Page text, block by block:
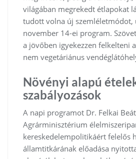
világában megrekedt étlapokat
tudott volna új szemléletmódot,
november 14-ei program.
a jövőben igyekezzen felkelteni
nem vegetáriánus
Növényi alapú
szabályozások
A napi programot Dr. Felkai
Agrárminisztérium
kereskedelempolitikáért felelős
államtitkárának előadása